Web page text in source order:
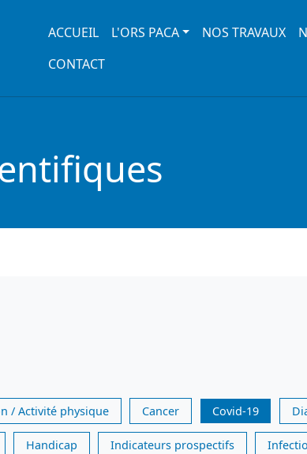
Main navigation
ACCUEIL L'ORS PACA NOS TRAVAUX
CONTACT
/ Activité physique Cancer Covid-19
Handicap Indicateurs prospectifs